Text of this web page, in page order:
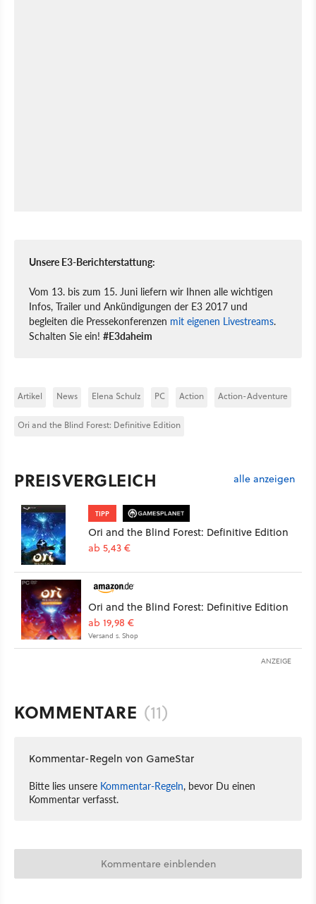
Unsere E3-Berichterstattung:
Vom 13. bis zum 15. Juni liefern wir Ihnen alle wichtigen
Infos, Trailer und Ankündigungen der E3 2017 und
begleiten die Pressekonferenzen mit eigenen Livestreams.
Schalten Sie ein! #E3daheim
Artikel News Elena Schulz PC Action Action-Adventure
Ori and the Blind Forest: Definitive Edition
PREISVERGLEICH alle anzeigen
TIPP
Ori and the Blind Forest: Definitive Edition
ab 5,43 €
Ori and the Blind Forest: Definitive Edition
ab 19,98 €
Versand s. Shop
ANZEIGE
KOMMENTARE (11)
Kommentar-Regeln von GameStar
Bitte lies unsere Kommentar-Regeln, bevor Du einen
Kommentar verfasst.
Kommentare einblenden